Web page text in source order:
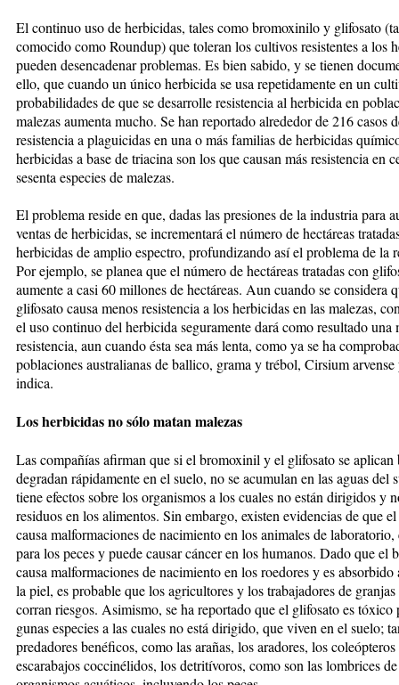
El continuo uso de herbicidas, tales como bromoxinilo y glifosato
comocido como Roundup) que to­leran los cultivos resistentes a los
pueden desencadenar pro­­blemas. Es bien sabido, y se tienen
ello, que cuando un úni­co herbicida se usa repetidamente en un
probabilidades de que se desarrolle resistencia al her­bicida en
malezas aumenta mucho. Se han reportado al­re­de­dor de 216 casos
resistencia a plaguicidas en una o más familias de herbicidas
herbicidas a base de triacina son los que cau­san más resistencia en
sesenta especies de malezas.
El problema reside en que, dadas las presiones de la industria para
ventas de herbicidas, se in­crementará el número de hectáreas
herbicidas de amplio espectro, pro­fundizando así el problema de la
Por ejemplo, se planea que el número de hectáreas tratadas con
aumente a casi 60 millones de hectáreas. Aun cuando se considera
glifosato causa me­nos resistencia a los herbicidas en las malezas,
el uso continuo del herbicida seguramente dará co­mo resultado una
resistencia, aun cuando ésta sea más lenta, co­­mo ya se ha
po­bla­ciones australianas de ballico, grama y trébol, Cirsium
indica.
Los herbicidas no sólo matan malezas
Las compañías afirman que si el bro­mo­xi­nil y el glifosato se aplican
degradan rápidamente en el suelo, no se acumulan en las aguas del
tiene efectos sobre los or­ga­nis­mos a los cuales no están diri­gi­dos y
residuos en los ali­men­tos. Sin embargo, existen eviden­cias de que
causa malforma­cio­nes de nacimiento en los animales de
para los pe­ces y puede causar cáncer en los hu­ma­nos. Dado que el
causa mal­for­maciones de nacimiento en los roedores y es absorbido
la piel, es probable que los agricultores y los trabajadores de
corran riesgos. Asimismo, se ha re­­por­­tado que el glifosato es
gunas especies a las cuales no está di­rigido, que viven en el suelo;
predadores benéficos, como las ara­ñas, los aradores, los
escarabajos coccinélidos, los detri­tívoros, como son las lombrices